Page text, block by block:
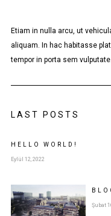
Etiam in nulla arcu, ut
aliquam. In hac habitasse
tempor in porta sem vulputate.
LAST POSTS
HELLO WORLD!
Eylül 12, 2022
Şubat